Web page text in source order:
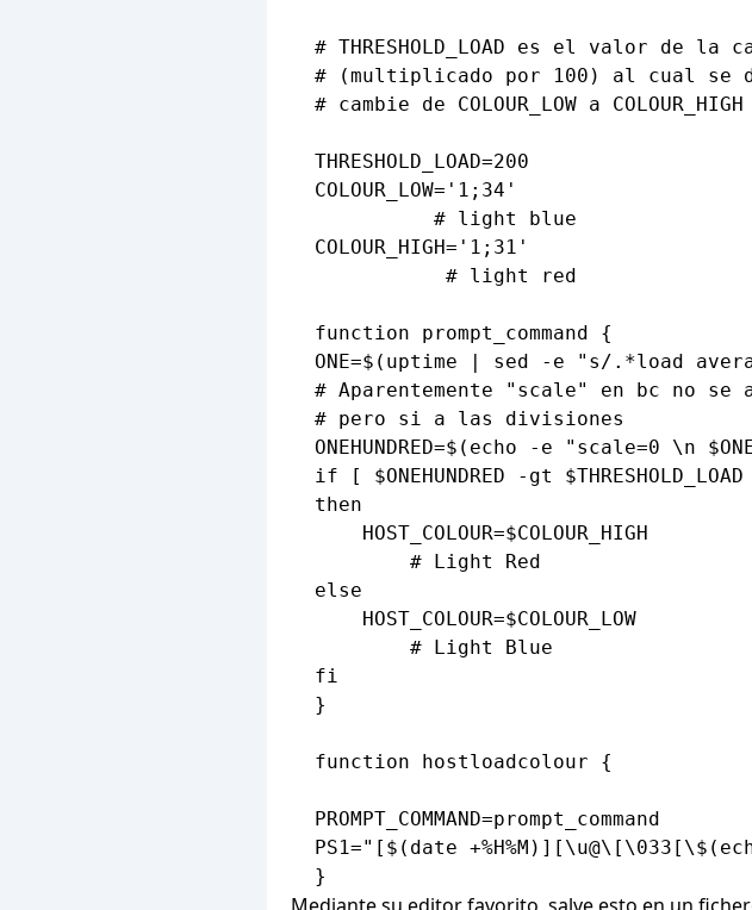
# THRESHOLD_LOAD es el valor de la
# (multiplicado por 100) al cual se
  # cambie de COLOUR_LOW a COLOUR_HIGH
  THRESHOLD_LOAD=200
  COLOUR_LOW='1;34'
            # light blue
  COLOUR_HIGH='1;31'
             # light red
  function prompt_command {
ONE=$(uptime | sed -e "s/.*load
# Aparentemente "scale" en bc no se
  # pero si a las divisiones
ONEHUNDRED=$(echo -e "scale=0 \n
if [ $ONEHUNDRED -gt $THRESHOLD_LOAD
  then
      HOST_COLOUR=$COLOUR_HIGH
          # Light Red
  else
      HOST_COLOUR=$COLOUR_LOW
          # Light Blue
  fi
  }
  function hostloadcolour {
  PROMPT_COMMAND=prompt_command
PS1="[$(date